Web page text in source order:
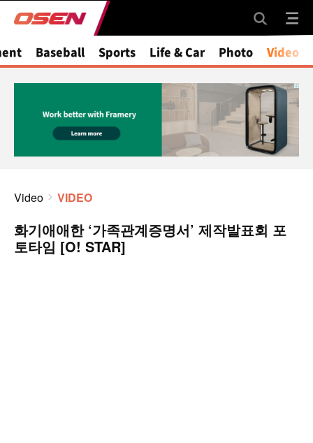
Baseball Sports Life & Car Photo Video
Video VIDEO
화기애애한 ‘가족관계증명서’ 제작발표회 포
토타임 [O! STAR]